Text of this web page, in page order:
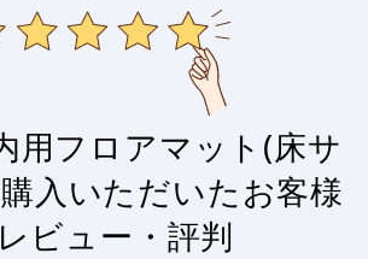
用フロアマット(床サ
入いただいたお客様
ビュー・評判